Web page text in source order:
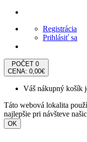
Registrácia
Prihlásiť sa
POČET 0
CENA: 0,00€
Váš nákupný košík
Táto webová lokalita
najlepšie pri návšteve
OK